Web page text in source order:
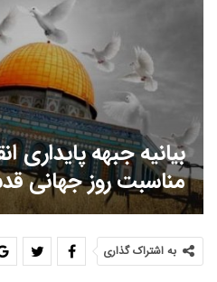
بیانیه جبهه پایداری
مناسبت روز جهانی
به اشتراک گذاری